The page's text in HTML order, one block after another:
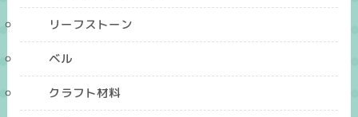
リーフストーン
ベル
クラフト材料